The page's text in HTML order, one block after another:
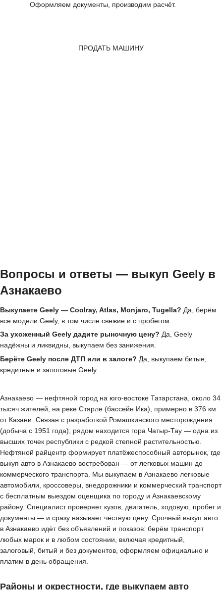
Оформляем документы, производим расчёт.
ПРОДАТЬ МАШИНУ
Вопросы и ответы — выкуп Geely в
Азнакаево
Выкупаете Geely — Coolray, Atlas, Monjaro, Tugella? Да, берём
все модели Geely, в том числе свежие и с пробегом.
За ухоженный Geely дадите рыночную цену? Да, Geely
надёжны и ликвидны, выкупаем без занижения.
Берёте Geely после ДТП или в залоге? Да, выкупаем битые,
кредитные и залоговые Geely.
Азнакаево — нефтяной город на юго-востоке Татарстана, около 34
тысяч жителей, на реке Стярле (бассейн Ика), примерно в 376 км
от Казани. Связан с разработкой Ромашкинского месторождения
(добыча с 1951 года); рядом находится гора Чатыр-Тау — одна из
высших точек республики с редкой степной растительностью.
Нефтяной райцентр формирует платёжеспособный авторынок, где
выкуп авто в Азнакаево востребован — от легковых машин до
коммерческого транспорта. Мы выкупаем в Азнакаево легковые
автомобили, кроссоверы, внедорожники и коммерческий транспорт
с бесплатным выездом оценщика по городу и Азнакаевскому
району. Специалист проверяет кузов, двигатель, ходовую, пробег и
документы — и сразу называет честную цену. Срочный выкуп авто
в Азнакаево идёт без объявлений и показов: берём транспорт
любых марок и в любом состоянии, включая кредитный,
залоговый, битый и без документов, оформляем официально и
платим в день обращения.
Районы и окрестности, где выкупаем авто